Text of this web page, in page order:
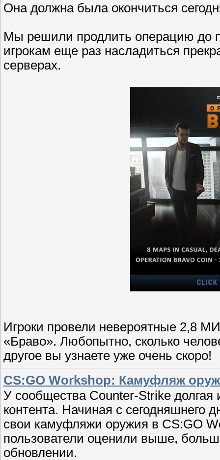
Она должна была окончиться
Мы решили продлить операцию до
игрокам еще раз насладиться
серверах.
Игроки провели невероятные 2,8
«Браво». Любопытно, сколько
другое вы узнаете уже очень скоро!
CS:GO Workshop: Камуфляж
У сообщества Counter-Strike долгая
контента. Начиная с сегодняшнего
свои камуфляжи оружия в CS:GO
пользователи оценили выше,
обновлении.